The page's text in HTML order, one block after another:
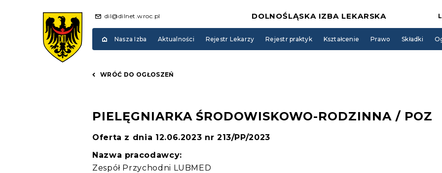
dil@dilnet.wroc.pl DOLNOŚLĄSKA IZBA LEKARSKA
Nasza Izba Aktualności Rejestr Lekarzy Rejestr praktyk Kształcenie Prawo Składki
WRÓĆ DO OGŁOSZEŃ
PIELĘGNIARKA ŚRODOWISKOWO-RODZINNA / POZ
Oferta z dnia 12.06.2023 nr 213/PP/2023
Nazwa pracodawcy:
Zespół Przychodni LUBMED